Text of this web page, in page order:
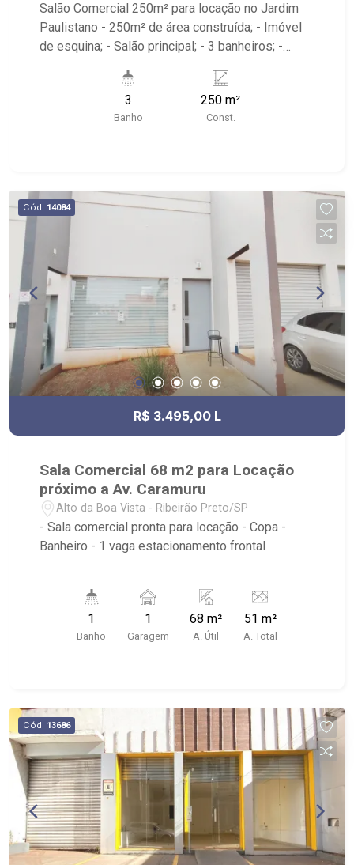
Salão Comercial 250m² para locação no Jardim
Paulistano - 250m² de área construída; - Imóvel
de esquina; - Salão principal; - 3 banheiros; -
Próximo ao Assaí Atacadista, Senac Ribeirão
Preto e Bosque Zoológico Municipal Fábio
3
Banho
250 m²
Const.
Cód. 14084
R$ 3.495,00 L
Sala Comercial 68 m2 para Locação
próximo a Av. Caramuru
Alto da Boa Vista - Ribeirão Preto/SP
- Sala comercial pronta para locação - Copa -
Banheiro - 1 vaga estacionamento frontal
1
Banho
1
Garagem
68 m²
A. Útil
51 m²
A. Total
Cód. 13686